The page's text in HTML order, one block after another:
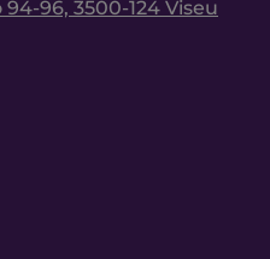
96, 3500-124 Viseu